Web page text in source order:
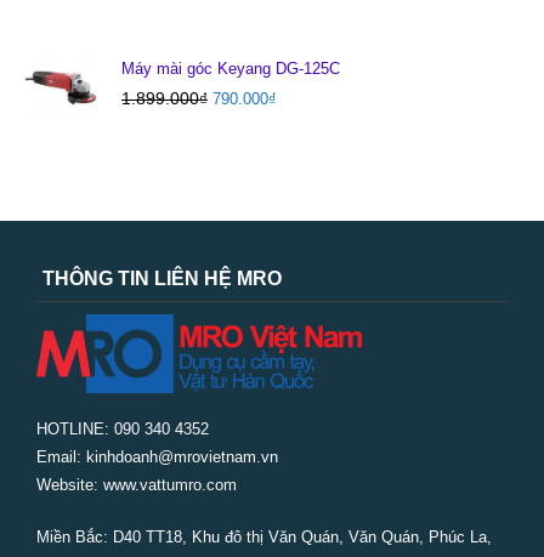
Máy mài góc Keyang DG-125C
1.899.000₫ 790.000₫
THÔNG TIN LIÊN HỆ MRO
HOTLINE: 090 340 4352
Email: kinhdoanh@mrovietnam.vn
Website: www.vattumro.com
Miền Bắc: D40 TT18, Khu đô thị Văn Quán, Văn Quán, Phúc La,